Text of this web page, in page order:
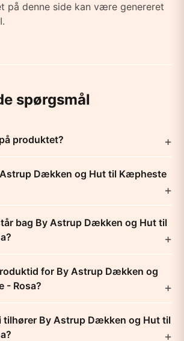
på denne side kan være genereret
spørgsmål
produktet?
Dækken og Hut til Kæpheste
bag By Astrup Dækken og Hut til
for By Astrup Dækken og
- Rosa?
tilhører By Astrup Dækken og Hut til